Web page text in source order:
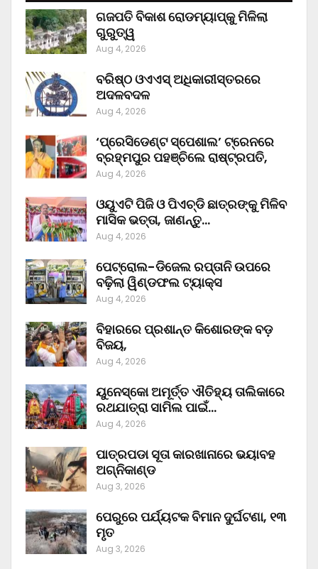
ଗଜପତି ବିକାଶ ରୋଡମ୍ୟାପ୍‌କୁ ମିଳିଲା
ଗୁରୁତ୍ୱ
Aug 4, 2026
ବରିଷ୍ଠ ଓଏଏସ୍‌ ଅଧିକାରୀସ୍ତରରେ
ଅଦଳବଦଳ
Aug 4, 2026
‘ପ୍ରେସିଡେଣ୍ଟ ସ୍ପେଶାଲ’ ଟ୍ରେନରେ
ବ୍ରହ୍ମପୁର ପହଞ୍ଚିଲେ ରାଷ୍ଟ୍ରପତି,
Aug 4, 2026
ଓୟୁଏଟି ପିଜି ଓ ପିଏଚ୍‌ଡି ଛାତ୍ରଙ୍କୁ ମିଳିବ
ମାସିକ ଭତ୍ତା, ଜାଣନ୍ତୁ…
Aug 4, 2026
ପେଟ୍ରୋଲ-ଡିଜେଲ ରପ୍ତାନି ଉପରେ
ବଢ଼ିଲା ୱିଣ୍ଡଫଲ ଟ୍ୟାକ୍ସ
Aug 4, 2026
ବିହାରରେ ପ୍ରଶାନ୍ତ କିଶୋରଙ୍କ ବଡ଼
ବିଜୟ,
Aug 4, 2026
ୟୁନେସ୍କୋ ଅମୂର୍ତ୍ତ ଐତିହ୍ୟ ତାଲିକାରେ
ରଥଯାତ୍ରା ସାମିଲ ପାଇଁ…
Aug 4, 2026
ପାତ୍ରପଡା ସୂତା କାରଖାନାରେ ଭୟାବହ
ଅଗ୍ନିକାଣ୍ଡ
Aug 3, 2026
ପେରୁରେ ପର୍ଯ୍ୟଟକ ବିମାନ ଦୁର୍ଘଟଣା, ୧୩
ମୃତ
Aug 3, 2026